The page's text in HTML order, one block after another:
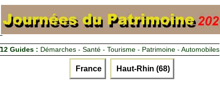
12 Guides : Démarches - Santé - Tourisme - Patrimoine - Automobiles
France Haut-Rhin (68)